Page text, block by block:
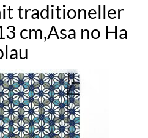
traditioneller
cm,Asa no Ha